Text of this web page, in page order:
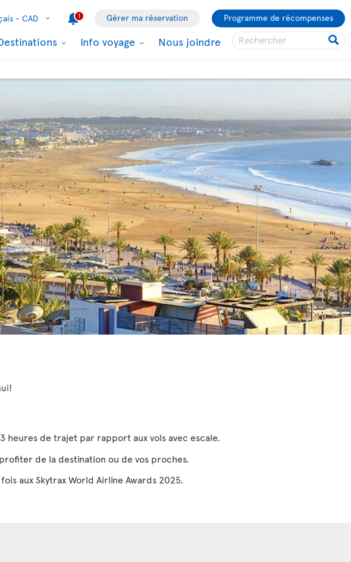
- CAD 1 Gérer ma réservation Programme de récompenses
Info voyage Nous joindre
3 heures de trajet par rapport aux vols avec escale.
de la destination ou de vos proches.
aux Skytrax World Airline Awards 2025.